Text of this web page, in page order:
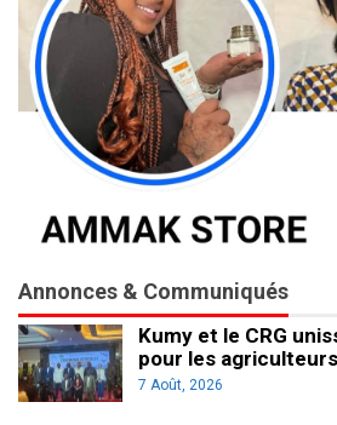
Annonces & Communiqués
Kumy et le CRG
pour les agriculteurs
7 Août, 2026